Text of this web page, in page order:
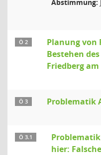
Abstimmung:
Ö 2
Planung von
Bestehen
Friedberg am
Ö 3 Problematik
Ö 3.1
hier: